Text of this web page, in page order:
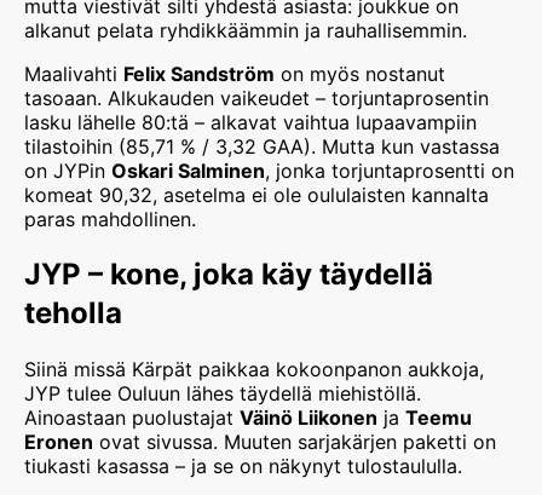
mutta viestivät silti yhdestä asiasta: joukkue on
alkanut pelata ryhdikkäämmin ja rauhallisemmin.
Maalivahti Felix Sandström on myös nostanut
tasoaan. Alkukauden vaikeudet – torjuntaprosentin
lasku lähelle 80:tä – alkavat vaihtua lupaavampiin
tilastoihin (85,71 % / 3,32 GAA). Mutta kun vastassa
on JYPin Oskari Salminen, jonka torjuntaprosentti on
komeat 90,32, asetelma ei ole oululaisten kannalta
paras mahdollinen.
JYP – kone, joka käy täydellä
teholla
Siinä missä Kärpät paikkaa kokoonpanon aukkoja,
JYP tulee Ouluun lähes täydellä miehistöllä.
Ainoastaan puolustajat Väinö Liikonen ja Teemu
Eronen ovat sivussa. Muuten sarjakärjen paketti on
tiukasti kasassa – ja se on näkynyt tulostaululla.